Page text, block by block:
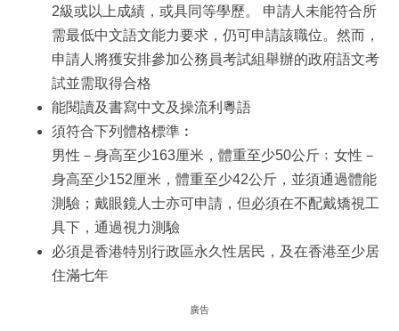
2級或以上成績，或具同等學歷。 申請人未能符合所
需最低中文語文能力要求，仍可申請該職位。然而，
申請人將獲安排參加公務員考試組舉辦的政府語文考
試並需取得合格
能閱讀及書寫中文及操流利粵語
須符合下列體格標準︰
男性－身高至少163厘米，體重至少50公斤﹔女性－
身高至少152厘米，體重至少42公斤，並須通過體能
測驗；戴眼鏡人士亦可申請，但必須在不配戴矯視工
具下，通過視力測驗
必須是香港特別行政區永久性居民，及在香港至少居
住滿七年
廣告